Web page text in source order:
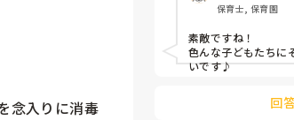
念入りに消毒
保育士, 保育園
素敵ですね！
色んな子どもたちに
いです♪
回